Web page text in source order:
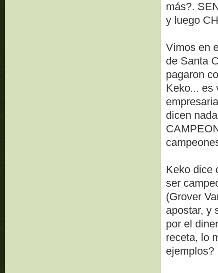
más?.
y luego
Vimos en
de Santa
pagaron
Keko... es
dicen
Keko dice
ser
(Grover
apostar, y
por el
receta, lo
ejemplos?